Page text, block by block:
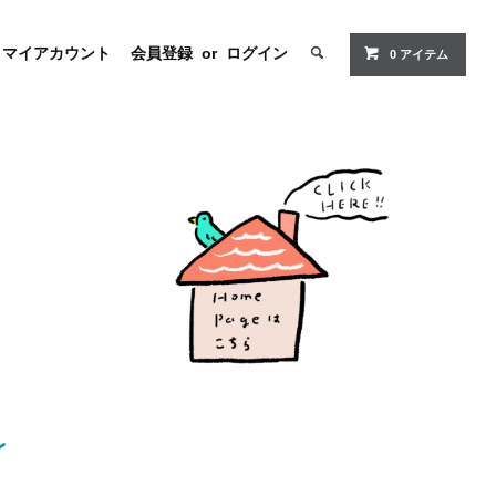
マイアカウント 会員登録 or ログイン 0 アイテム